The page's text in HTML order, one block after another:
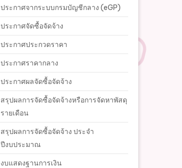
ประกาศจากระบบกรมบัญชีกลาง (eGP)
ประกาศจัดซื้อจัดจ้าง
ประกาศประกวดราคา
ประกาศราคากลาง
ประกาศผลจัดซื้อจัดจ้าง
สรุปผลการจัดซื้อจัดจ้างหรือการจัดหาพัสดุ
รายเดือน
สรุปผลการจัดซื้อจัดจ้าง ประจำ
ปีงบประมาณ
งบแสดงฐานการเงิน